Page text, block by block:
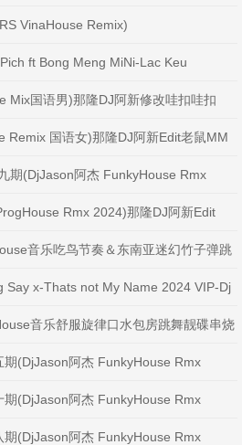
VinaHouse Remix)
ft Bong Meng MiNi-Lac Keu
Mix国语男)那隆DJ阿新修改哇扣哇扣
Remix 国语女)那隆DJ阿新Edit老鼠MM
期(DjJason阿杰 FunkyHouse Rmx
Rmx 2024)那隆DJ阿新Edit
音乐吃鸟节奏＆东南亚迷幻竹子弹跳
Say x-Thats not My Name 2024 VIP-Dj
音乐舒服旋律口水包房跳舞靓碟串烧
(DjJason阿杰 FunkyHouse Rmx
鱼越贵
(DjJason阿杰 FunkyHouse Rmx
(DjJason阿杰 FunkyHouse Rmx